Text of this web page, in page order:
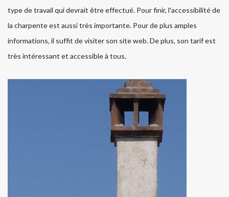
type de travail qui devrait être effectué. Pour finir, l'accessibilité de
la charpente est aussi très importante. Pour de plus amples
informations, il suffit de visiter son site web. De plus, son tarif est
très intéressant et accessible à tous.